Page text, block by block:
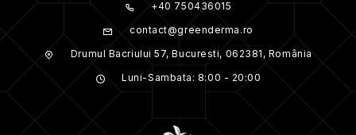
indica data de fabricatie a produsului, ci doar data pana la
care este permisa utilizarea acestuia. Data de expirare este
prezentata sub forma de valoare alfanumerica, unde primele
doua litere reprezinta luna si cele patru cifre reprezinta anul
CONDITII DE DEPOZITARE:
Pastrati produsul intr-un loc intunecat si uscat, la
+40 750436015
contact@greenderma.ro
Drumul Bacriului 57, Bucuresti, 062381, România
Luni-Sambata: 8:00 - 20:00